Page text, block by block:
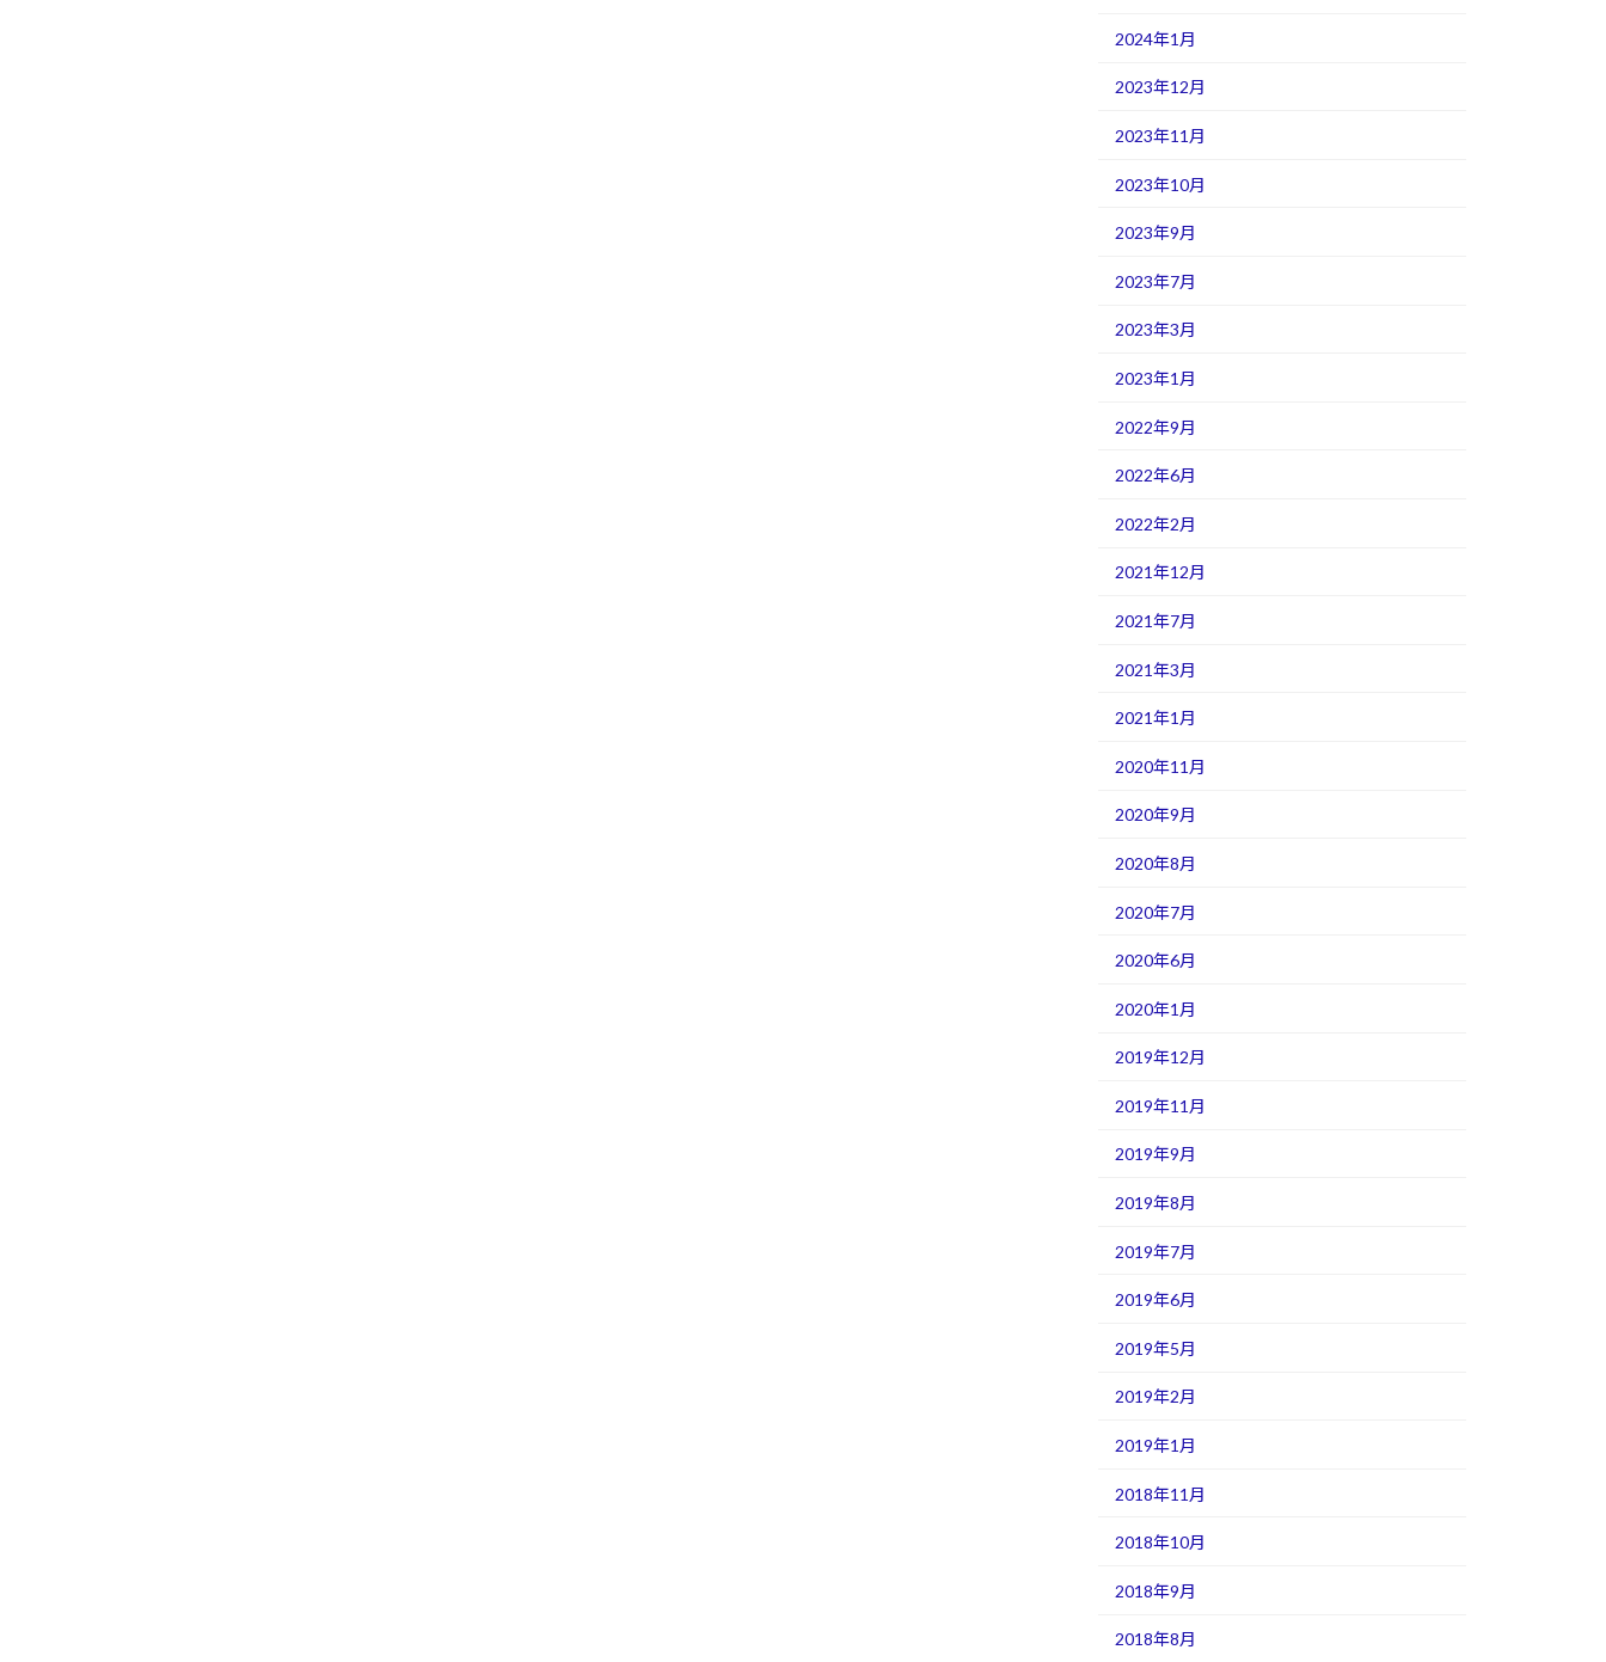
2024年1月
2023年12月
2023年11月
2023年10月
2023年9月
2023年7月
2023年3月
2023年1月
2022年9月
2022年6月
2022年2月
2021年12月
2021年7月
2021年3月
2021年1月
2020年11月
2020年9月
2020年8月
2020年7月
2020年6月
2020年1月
2019年12月
2019年11月
2019年9月
2019年8月
2019年7月
2019年6月
2019年5月
2019年2月
2019年1月
2018年11月
2018年10月
2018年9月
2018年8月